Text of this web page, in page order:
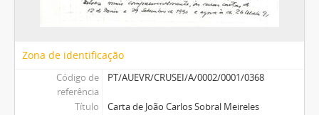
Zona de identificação
Código de
referência
PT/AUEVR/CRUSEI/A/0002/0001/0368
Título
Carta de João Carlos Sobral Meireles